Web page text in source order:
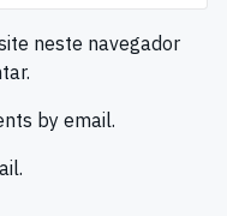
neste navegador
by email.